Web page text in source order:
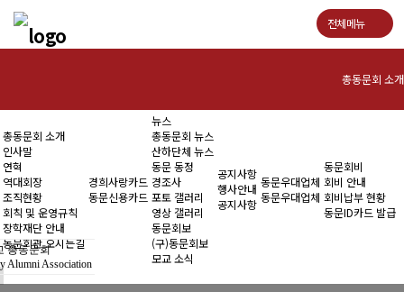
전체메뉴
총동문회 소개
인사말
연혁
역대회장
조직현황
회칙 및 운영규칙
총동문회 소개
인사말
연혁
역대회장
조직현황
회칙 및 운영규칙
장학재단 안내
동문회관 오시는길
경희사랑카드
동문신용카드
뉴스
총동문회 뉴스
산하단체 뉴스
동문 동정
경조사
포토 갤러리
영상 갤러리
동문회보
(구)동문회보
모교 소식
공지사항
행사안내
공지사항
동문우대업체
동문우대업체
동문회비
회비 안내
회비납부 현황
동문ID카드 발급
총동문회
Alumni Association